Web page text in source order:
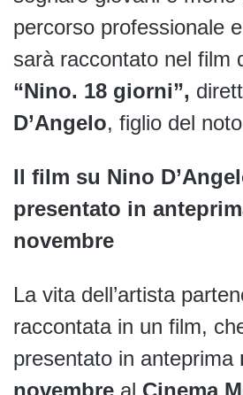
percorso professionale
sarà raccontato nel film
“Nino. 18 giorni”,
D’Angelo, figlio del
Il film su Nino
presentato in
novembre
La vita dell’artista
raccontata in un film,
presentato in anteprima